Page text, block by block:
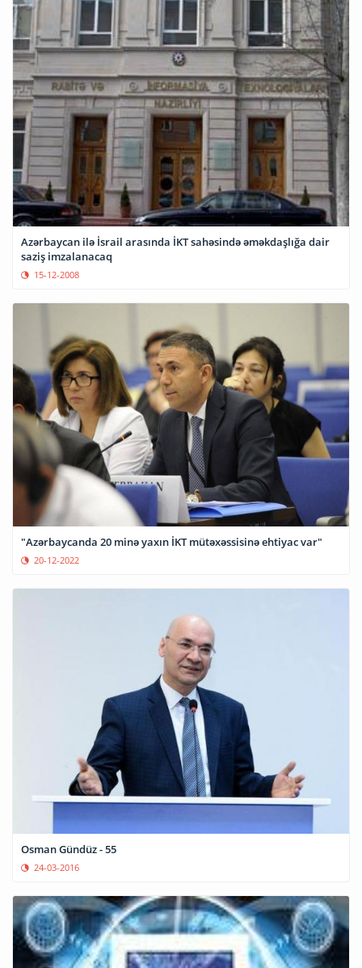
Azərbaycan ilə İsrail arasında İKT sahəsində əməkdaşlığa dair
saziş imzalanacaq
15-12-2008
"Azərbaycanda 20 minə yaxın İKT mütəxəssisinə ehtiyac var"
20-12-2022
Osman Gündüz - 55
24-03-2016